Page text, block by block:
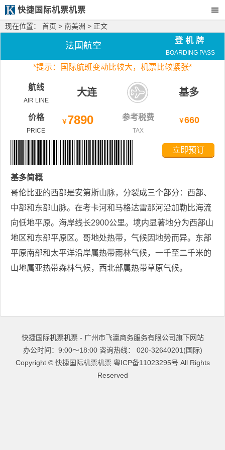
快捷国际机票机票
现在位置： 首页 > 南美洲 > 正文
法国航空
登机牌
BOARDING PASS
*提示：国际航班变动比较大， 机票比较紧张*
航线
AIR LINE
大连 基多
价格
PRICE
￥ 7890 参考税费
TAX
￥660
立即预订
基多简概
哥伦比亚的西部是安第斯山脉，分裂成三个部分：西部、
中部和东部山脉。在考卡河和马格达雷那河沿加勒比海流
向低地平原。海岸线长2900公里。境内显著地分为西部山
地区和东部平原区。哥地处热带，气候因地势而异。东部
平原南部和太平洋沿岸属热带雨林气候，一千至二千米的
山地属亚热带森林气候，西北部属热带草原气候。
快捷国际机票机票 - 广州市飞瀛商务服务有限公司旗下网站
办公时间：9:00～18:00 咨询热线： 020-32640201(国际)
Copyright © 快捷国际机票机票 粤ICP备11023295号 All Rights
Reserved